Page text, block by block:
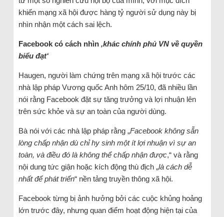
khiến mạng xã hội được hàng tỷ người sử dụng này bị
nhìn nhận một cách sai lệch.
Facebook có cách nhìn ‚khác chính phủ VN về quyền
biểu đạt‘
Haugen, người làm chứng trên mạng xã hội trước các
nhà lập pháp Vương quốc Anh hôm 25/10, đã nhiều lần
nói rằng Facebook đặt sự tăng trưởng và lợi nhuận lên
trên sức khỏe và sự an toàn của người dùng.
Bà nói với các nhà lập pháp rằng „Facebook không sẵn
lòng chấp nhận dù chỉ hy sinh một ít lợi nhuận vì sự an
toàn, và điều đó là không thể chấp nhận được,“ và rằng
nội dung tức giận hoặc kích động thù địch „là cách dễ
nhất để phát triển“ nền tảng truyền thông xã hội.
Facebook từng bị ảnh hưởng bởi các cuộc khủng hoảng
lớn trước đây, nhưng quan điểm hoạt động hiện tại của